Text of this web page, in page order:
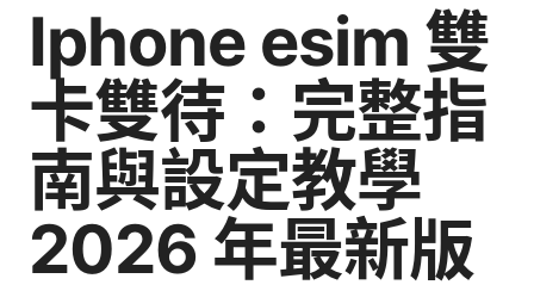
Iphone esim 雙
卡雙待：完整指
南與設定教學
2026 年最新版